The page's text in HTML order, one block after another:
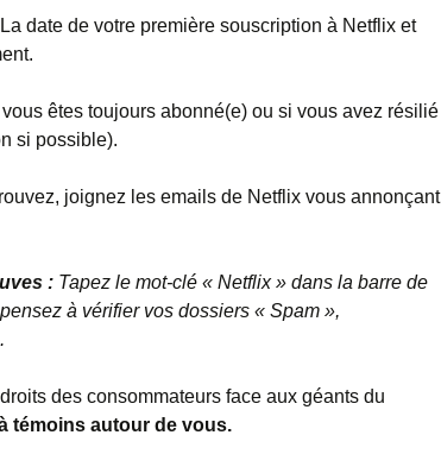
La date de votre première souscription à Netflix et
êtes toujours abonné(e) ou si vous avez résilié
si possible).
joignez les emails de Netflix vous annonçant
: Tapez le mot-clé « Netflix » dans la barre de
à vérifier vos dossiers « Spam »,
des consommateurs face aux géants du
témoins autour de vous.